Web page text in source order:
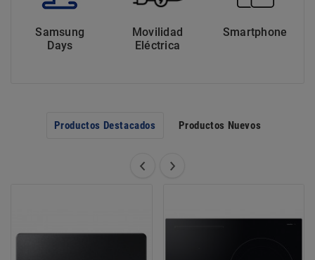
Samsung
Days
Movilidad
Eléctrica
Smartphone
Productos Destacados Productos Nuevos